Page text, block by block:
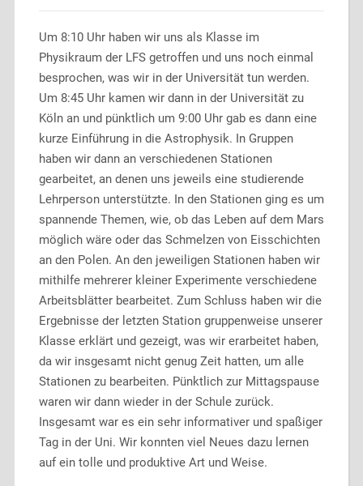
Um 8:10 Uhr haben wir uns als Klasse im
Physikraum der LFS getroffen und uns noch einmal
besprochen, was wir in der Universität tun werden.
Um 8:45 Uhr kamen wir dann in der Universität zu
Köln an und pünktlich um 9:00 Uhr gab es dann eine
kurze Einführung in die Astrophysik. In Gruppen
haben wir dann an verschiedenen Stationen
gearbeitet, an denen uns jeweils eine studierende
Lehrperson unterstützte. In den Stationen ging es um
spannende Themen, wie, ob das Leben auf dem Mars
möglich wäre oder das Schmelzen von Eisschichten
an den Polen. An den jeweiligen Stationen haben wir
mithilfe mehrerer kleiner Experimente verschiedene
Arbeitsblätter bearbeitet. Zum Schluss haben wir die
Ergebnisse der letzten Station gruppenweise unserer
Klasse erklärt und gezeigt, was wir erarbeitet haben,
da wir insgesamt nicht genug Zeit hatten, um alle
Stationen zu bearbeiten. Pünktlich zur Mittagspause
waren wir dann wieder in der Schule zurück.
Insgesamt war es ein sehr informativer und spaßiger
Tag in der Uni. Wir konnten viel Neues dazu lernen
auf ein tolle und produktive Art und Weise.